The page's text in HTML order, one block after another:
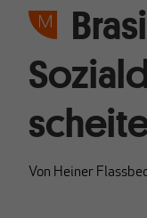
Von Heiner